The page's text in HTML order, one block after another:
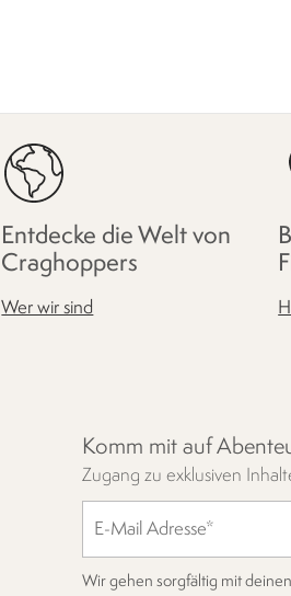
Entdecke die Welt von
Craghoppers
Wer wir sind
Komm mit auf
Zugang zu exklusiven
Wir gehen sorgfältig mit